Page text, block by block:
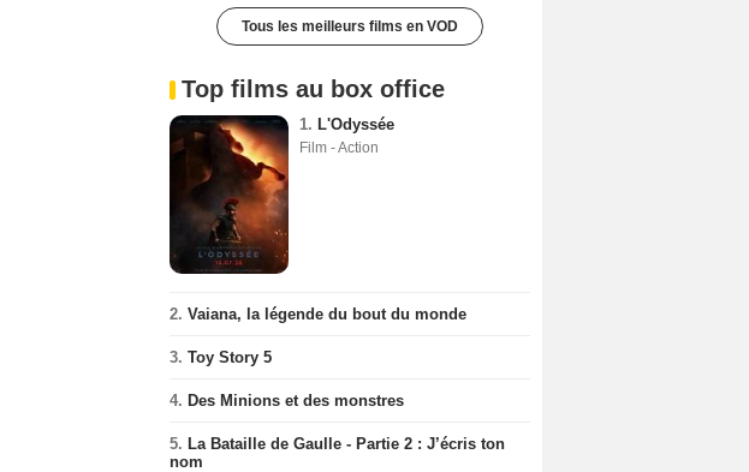
Tous les meilleurs films en VOD
Top films au box office
1. L'Odyssée
Film - Action
2. Vaiana, la légende du bout du monde
3. Toy Story 5
4. Des Minions et des monstres
5. La Bataille de Gaulle - Partie 2 : J’écris ton
nom